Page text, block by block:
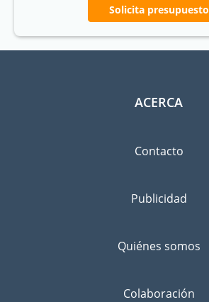
Solicita presupuesto
ACERCA
Contacto
Publicidad
Quiénes somos
Colaboración